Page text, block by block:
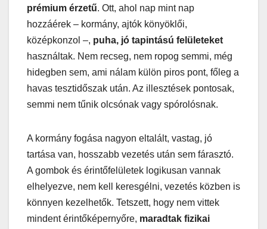
prémium érzetű. Ott, ahol nap mint nap
hozzáérek – kormány, ajtók könyöklői,
középkonzol –, puha, jó tapintású felületeket
használtak. Nem recseg, nem ropog semmi, még
hidegben sem, ami nálam külön piros pont, főleg a
havas tesztidőszak után. Az illesztések pontosak,
semmi nem tűnik olcsónak vagy spórolósnak.
A kormány fogása nagyon eltalált, vastag, jó
tartása van, hosszabb vezetés után sem fárasztó.
A gombok és érintőfelületek logikusan vannak
elhelyezve, nem kell keresgélni, vezetés közben is
könnyen kezelhetők. Tetszett, hogy nem vittek
mindent érintőképernyőre, maradtak fizikai